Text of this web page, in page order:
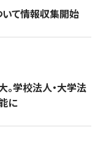
いて情報収集開始
。学校法人・大学法
に